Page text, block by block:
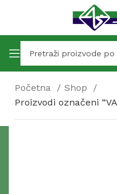
Početna
Shop
Proizvodi označeni